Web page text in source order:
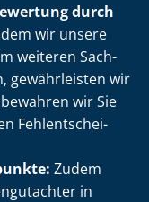
durch
wir unsere
weiteren Sach­
gewährleisten wir
wir Sie
Fehl­ent­schei­
Zudem
in